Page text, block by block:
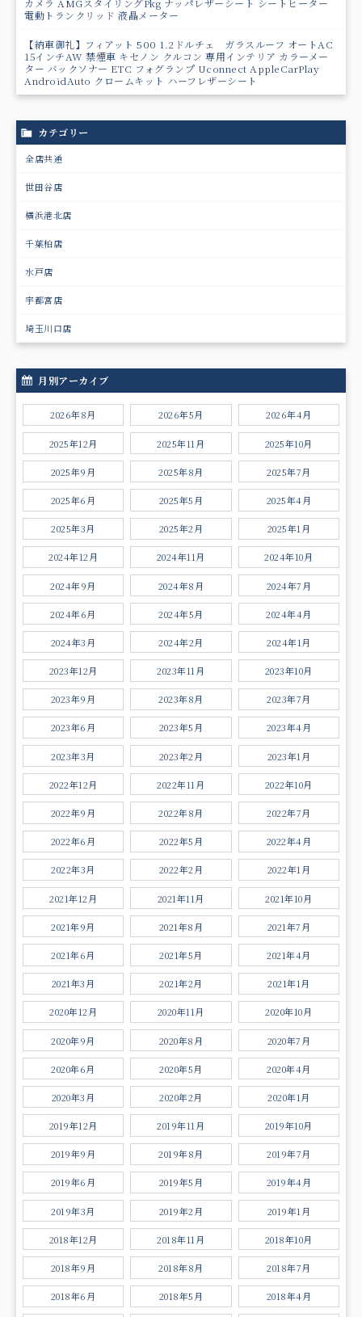
電動トランクリッド 液晶メーター
【納車御礼】フィアット 500 1.2ドルチェ ガラスルーフ オートAC
15インチAW 禁煙車 キセノン クルコン 専用インテリア カラーメー
ター バックソナー ETC フォグランプ Uconnect AppleCarPlay
AndroidAuto クロームキット ハーフレザーシート
カテゴリー
全店共通
世田谷店
横浜港北店
千葉柏店
水戸店
宇都宮店
埼玉川口店
月別アーカイブ
2026年8月 2026年5月 2026年4月
2025年12月 2025年11月 2025年10月
2025年9月 2025年8月 2025年7月
2025年6月 2025年5月 2025年4月
2025年3月 2025年2月 2025年1月
2024年12月 2024年11月 2024年10月
2024年9月 2024年8月 2024年7月
2024年6月 2024年5月 2024年4月
2024年3月 2024年2月 2024年1月
2023年12月 2023年11月 2023年10月
2023年9月 2023年8月 2023年7月
2023年6月 2023年5月 2023年4月
2023年3月 2023年2月 2023年1月
2022年12月 2022年11月 2022年10月
2022年9月 2022年8月 2022年7月
2022年6月 2022年5月 2022年4月
2022年3月 2022年2月 2022年1月
2021年12月 2021年11月 2021年10月
2021年9月 2021年8月 2021年7月
2021年6月 2021年5月 2021年4月
2021年3月 2021年2月 2021年1月
2020年12月 2020年11月 2020年10月
2020年9月 2020年8月 2020年7月
2020年6月 2020年5月 2020年4月
2020年3月 2020年2月 2020年1月
2019年12月 2019年11月 2019年10月
2019年9月 2019年8月 2019年7月
2019年6月 2019年5月 2019年4月
2019年3月 2019年2月 2019年1月
2018年12月 2018年11月 2018年10月
2018年9月 2018年8月 2018年7月
2018年6月 2018年5月 2018年4月